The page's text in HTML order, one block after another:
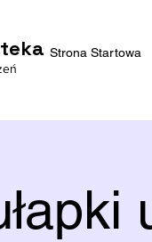
Strona Startowa